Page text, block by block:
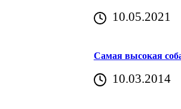
10.05.2021
Самая высокая
10.03.2014